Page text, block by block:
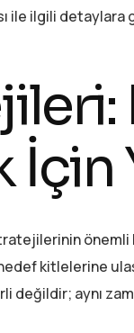
ile ilgili
kitlelerine
değildir; aynı